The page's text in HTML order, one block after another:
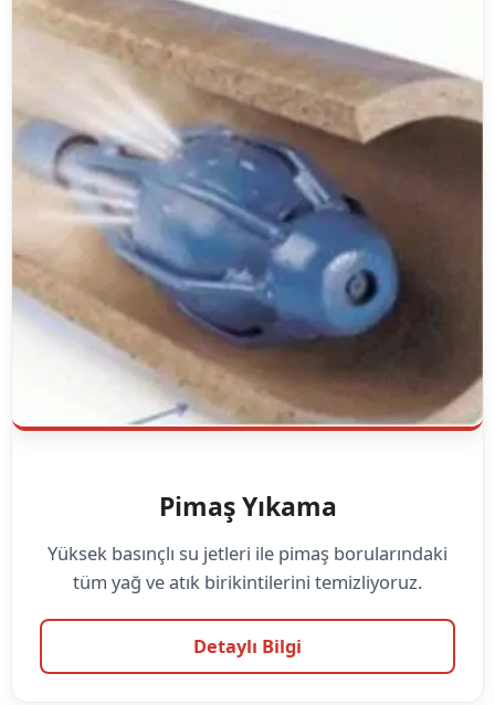
Pimaş Yıkama
Yüksek basınçlı su jetleri ile pimaş borularındaki
tüm yağ ve atık birikintilerini temizliyoruz.
Detaylı Bilgi